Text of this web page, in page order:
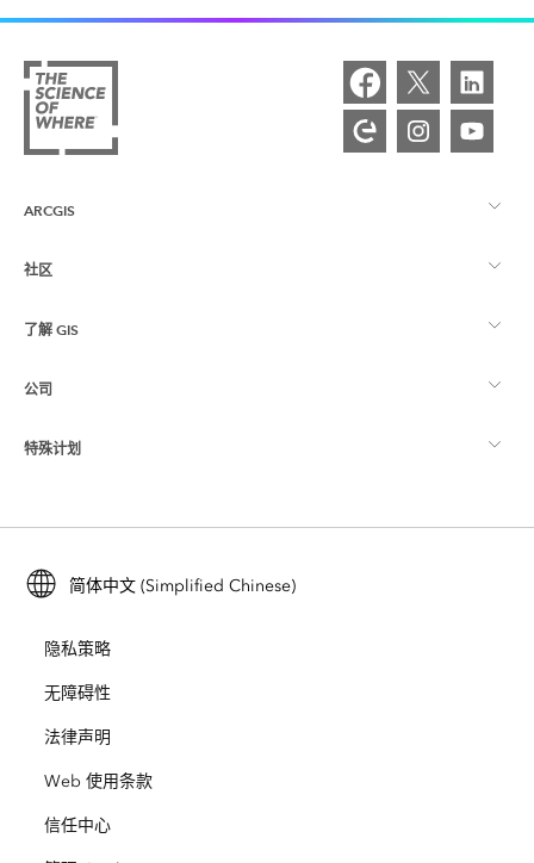
ARCGIS
ArcGIS 概览
制图
Esri Store
社区
Esri 社区
ArcGIS 博客
用户研究和测试
Esri 年轻专家关系网
了解 GIS
什么是 GIS？
位置智能
培训
ArcUser
ArcNews
ArcWatch
Esri Press
公司
关于 Esri
招贤纳士
开放视野
业务行为准则
特殊计划
ArcGIS for Student Use
保护
教育
简体中文 (Simplified Chinese)
隐私策略
无障碍性
法律声明
Web 使用条款
信任中心